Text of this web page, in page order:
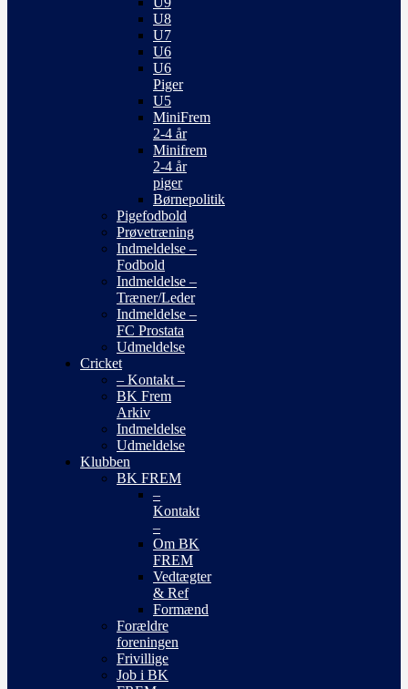
U8
U7
U6
U6
Piger
U5
MiniFrem
2-4 år
Minifrem
2-4 år
piger
Børnepolitik
Pigefodbold
Prøvetræning
Indmeldelse –
Fodbold
Indmeldelse –
Træner/Leder
Indmeldelse –
FC Prostata
Udmeldelse
Cricket
– Kontakt –
BK Frem
Arkiv
Indmeldelse
Udmeldelse
Klubben
BK FREM
–
Kontakt
–
Om BK
FREM
Vedtægter
& Ref
Formænd
Forældre
foreningen
Frivillige
Job i BK